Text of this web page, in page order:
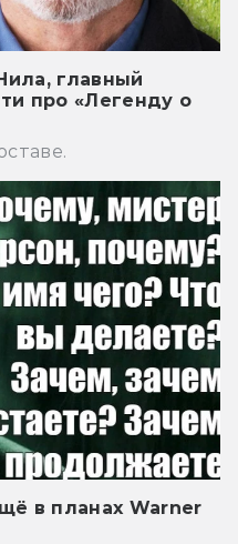
главный
про «Легенду о
в планах Warner